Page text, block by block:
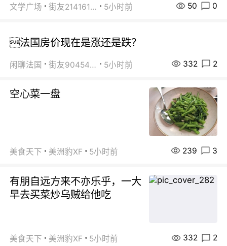
文学广场 街友21416156 5小时前 50 0
法国房价现在是涨还是跌？
闲聊法国 街友90454511 5小时前 332 2
空心菜一盘
美食天下 美洲豹XF 5小时前 239 3
有朋自远方来不亦乐乎，一大
早去买菜炒乌贼给他吃
美食天下 美洲豹XF 5小时前 332 2